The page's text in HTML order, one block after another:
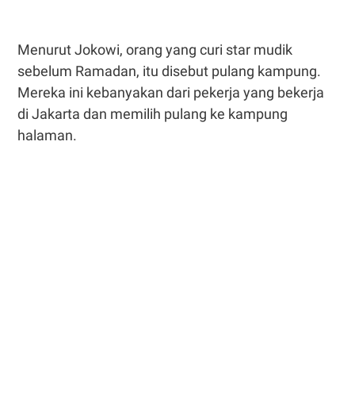
Menurut Jokowi, orang yang curi star mudik
sebelum Ramadan, itu disebut pulang kampung.
Mereka ini kebanyakan dari pekerja yang bekerja
di Jakarta dan memilih pulang ke kampung
halaman.